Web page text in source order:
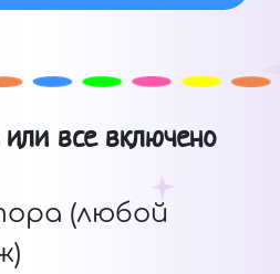
все включено
(любой